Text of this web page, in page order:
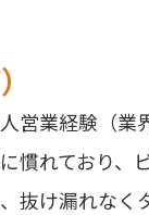
営業経験（業
慣れており
抜け漏れなく